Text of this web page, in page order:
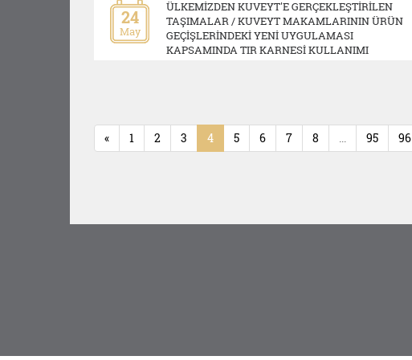
24
May
ÜLKEMİZDEN KUVEYT'E GERÇEKLEŞTİRİLEN
TAŞIMALAR / KUVEYT MAKAMLARININ ÜRÜN
GEÇİŞLERİNDEKİ YENİ UYGULAMASI
KAPSAMINDA TIR KARNESİ KULLANIMI
« 1 2 3 4 5 6 7 8 ... 95 96